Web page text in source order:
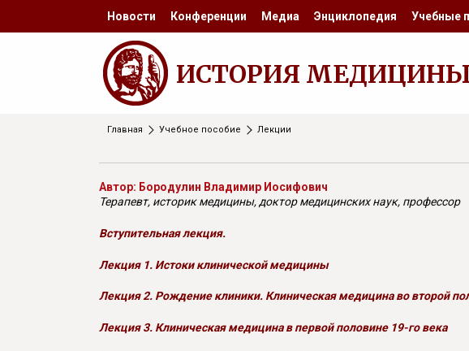
Новости Конференции Медиа Энциклопедия Учебные
ИСТОРИЯ
Главная Учебное пособие Лекции
Автор: Бородулин Владимир Иосифович
Терапевт, историк медицины, доктор медицинских наук, профессор
Вступительная лекция.
Лекция 1. Истоки клинической медицины
Лекция 2. Рождение клиники. Клиническая медицина во второй
Лекция 3. Клиническая медицина в первой половине 19-го века